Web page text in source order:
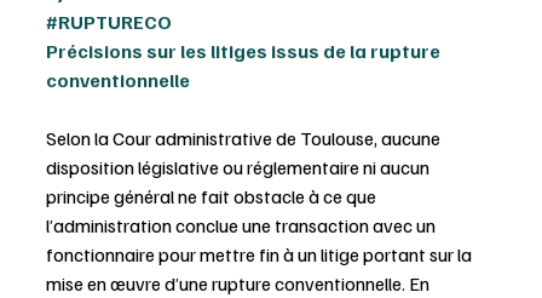
#RUPTURECO
Précisions sur les litiges issus de la rupture
conventionnelle
Selon la Cour administrative de Toulouse, aucune
disposition législative ou réglementaire ni aucun
principe général ne fait obstacle à ce que
l’administration conclue une transaction avec un
fonctionnaire pour mettre fin à un litige portant sur la
mise en œuvre d’une rupture conventionnelle. En